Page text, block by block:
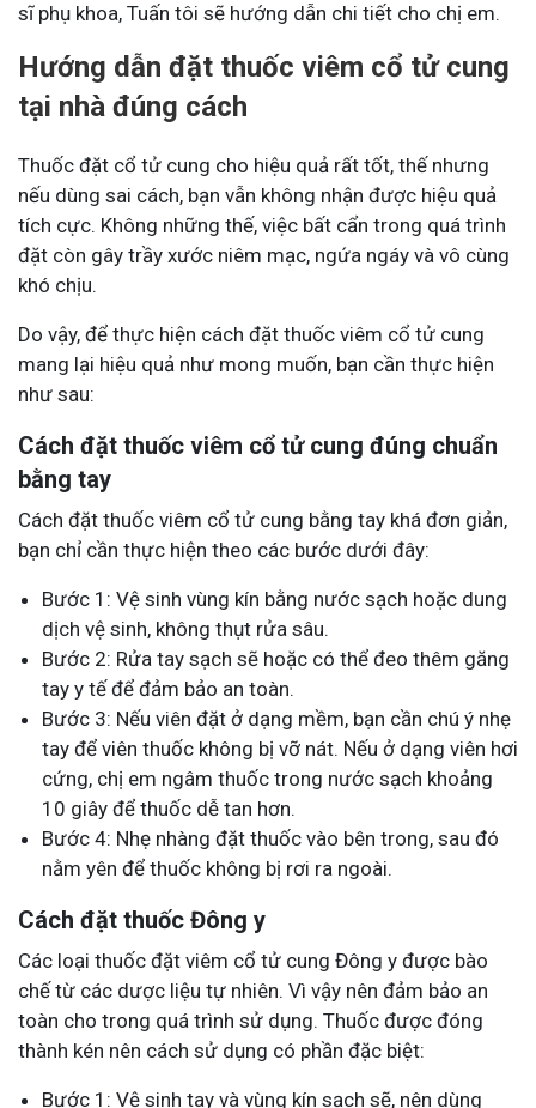
sĩ phụ khoa, Tuấn tôi sẽ hướng dẫn chi tiết cho chị em.
Hướng dẫn đặt thuốc viêm cổ tử cung
tại nhà đúng cách
Thuốc đặt cổ tử cung cho hiệu quả rất tốt, thế nhưng
nếu dùng sai cách, bạn vẫn không nhận được hiệu quả
tích cực. Không những thế, việc bất cẩn trong quá trình
đặt còn gây trầy xước niêm mạc, ngứa ngáy và vô cùng
khó chịu.
Do vậy, để thực hiện cách đặt thuốc viêm cổ tử cung
mang lại hiệu quả như mong muốn, bạn cần thực hiện
như sau:
Cách đặt thuốc viêm cổ tử cung đúng chuẩn
bằng tay
Cách đặt thuốc viêm cổ tử cung bằng tay khá đơn giản,
bạn chỉ cần thực hiện theo các bước dưới đây:
Bước 1: Vệ sinh vùng kín bằng nước sạch hoặc dung
dịch vệ sinh, không thụt rửa sâu.
Bước 2: Rửa tay sạch sẽ hoặc có thể đeo thêm găng
tay y tế để đảm bảo an toàn.
Bước 3: Nếu viên đặt ở dạng mềm, bạn cần chú ý nhẹ
tay để viên thuốc không bị vỡ nát. Nếu ở dạng viên hơi
cứng, chị em ngâm thuốc trong nước sạch khoảng
10 giây để thuốc dễ tan hơn.
Bước 4: Nhẹ nhàng đặt thuốc vào bên trong, sau đó
nằm yên để thuốc không bị rơi ra ngoài.
Cách đặt thuốc Đông y
Các loại thuốc đặt viêm cổ tử cung Đông y được bào
chế từ các dược liệu tự nhiên. Vì vậy nên đảm bảo an
toàn cho trong quá trình sử dụng. Thuốc được đóng
thành kén nên cách sử dụng có phần đặc biệt:
Bước 1: Vệ sinh tay và vùng kín sạch sẽ, nên dùng